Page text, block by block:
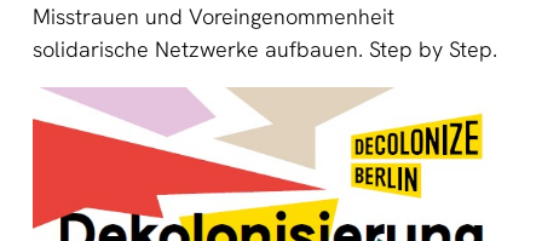
Misstrauen und Voreingenommenheit
solidarische Netzwerke aufbauen. Step by Step.